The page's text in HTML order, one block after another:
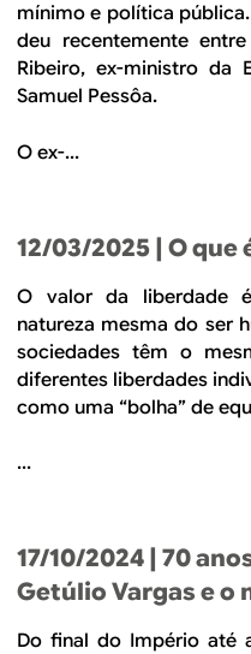
mínimo e política
deu recentemente
Ribeiro, ex-ministro da
Samuel Pessôa.
O ex-...
12/03/2025 | O que
O valor da liberdade
natureza mesma do ser
sociedades têm o
diferentes liberdades
como uma “bolha” de
...
17/10/2024 | 70
Getúlio Vargas e o
Do final do Império até